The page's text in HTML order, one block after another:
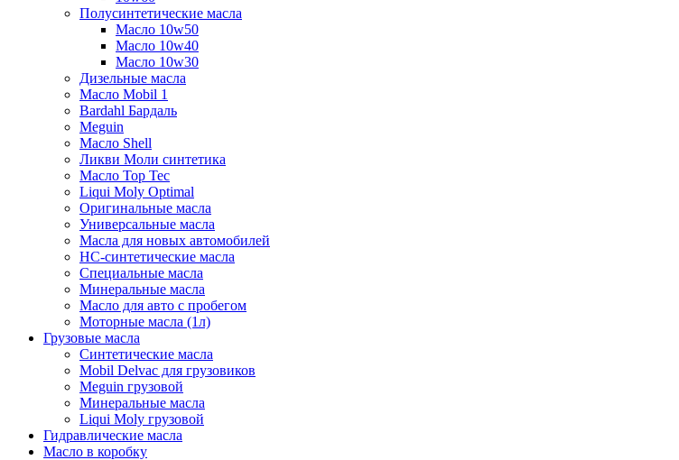
Полусинтетические масла
Масло 10w50
Масло 10w40
Масло 10w30
Дизельные масла
Масло Mobil 1
Bardahl Бардаль
Meguin
Масло Shell
Ликви Моли синтетика
Масло Top Tec
Liqui Moly Optimal
Оригинальные масла
Универсальные масла
Масла для новых автомобилей
HC-синтетические масла
Специальные масла
Минеральные масла
Масло для авто с пробегом
Моторные масла (1л)
Грузовые масла
Синтетические масла
Mobil Delvac для грузовиков
Meguin грузовой
Минеральные масла
Liqui Moly грузовой
Гидравлические масла
Масло в коробку